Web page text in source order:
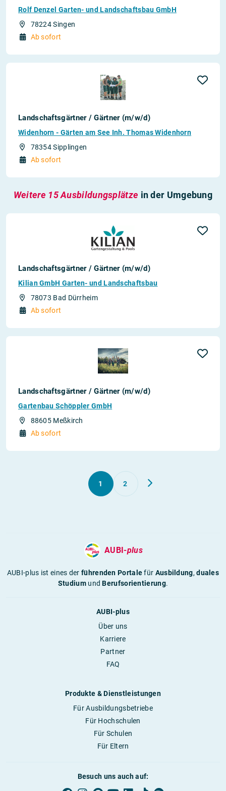
Rolf Denzel Garten- und Landschaftsbau GmbH
78224 Singen
Ab sofort
Landschaftsgärtner / Gärtner (m/w/d)
Widenhorn - Gärten am See Inh. Thomas Widenhorn
78354 Sipplingen
Ab sofort
Weitere 15 Ausbildungsplätze in der Umgebung
Landschaftsgärtner / Gärtner (m/w/d)
Kilian GmbH Garten- und Landschaftsbau
78073 Bad Dürrheim
Ab sofort
Landschaftsgärtner / Gärtner (m/w/d)
Gartenbau Schöppler GmbH
88605 Meßkirch
Ab sofort
1 2
AUBI-plus
AUBI-plus ist eines derführenden Portalefür Ausbildung,duales
StudiumundBerufsorientierung.
AUBI-plus
Über uns
Karriere
Partner
FAQ
Produkte & Dienstleistungen
Für Ausbildungsbetriebe
Für Hochschulen
Für Schulen
Für Eltern
Besuch uns auch auf: